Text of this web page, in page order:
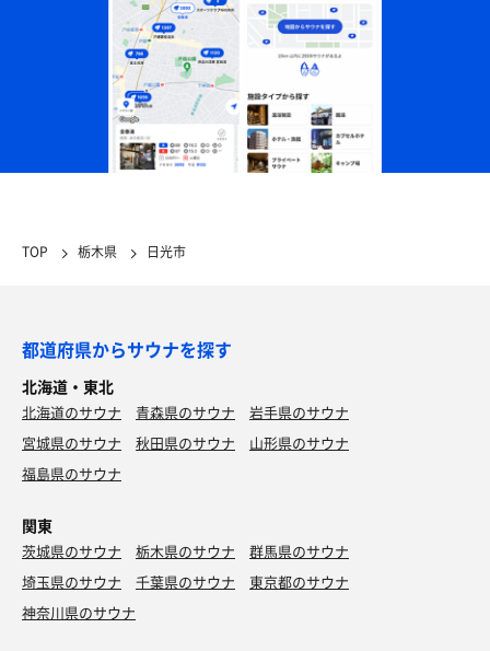
TOP 栃木県 日光市
都道府県からサウナを探す
北海道・東北
北海道のサウナ 青森県のサウナ
岩手県のサウナ
宮城県のサウナ
秋田県のサウナ
山形県のサウナ
福島県のサウナ
関東
茨城県のサウナ 栃木県のサウナ
群馬県のサウナ
埼玉県のサウナ
千葉県のサウナ
東京都のサウナ
神奈川県のサウナ